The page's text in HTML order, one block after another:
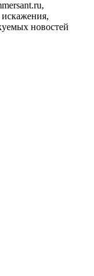
новостей